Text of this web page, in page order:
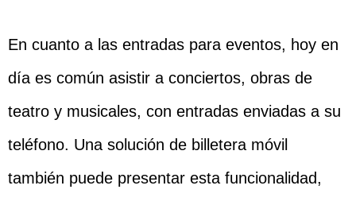
En cuanto a las entradas para eventos, hoy en
día es común asistir a conciertos, obras de
teatro y musicales, con entradas enviadas a su
teléfono. Una solución de billetera móvil
también puede presentar esta funcionalidad,